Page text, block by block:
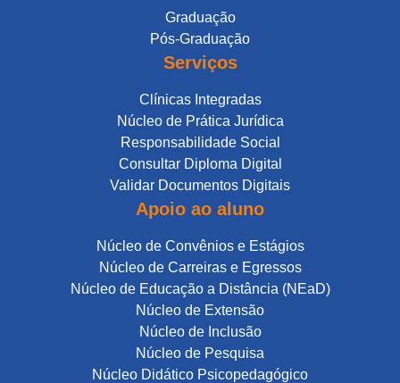
Graduação
Pós-Graduação
Serviços
Clínicas Integradas
Núcleo de Prática Jurídica
Responsabilidade Social
Consultar Diploma Digital
Validar Documentos Digitais
Apoio ao aluno
Núcleo de Convênios e Estágios
Núcleo de Carreiras e Egressos
Núcleo de Educação a Distância (NEaD)
Núcleo de Extensão
Núcleo de Inclusão
Núcleo de Pesquisa
Núcleo Didático Psicopedagógico